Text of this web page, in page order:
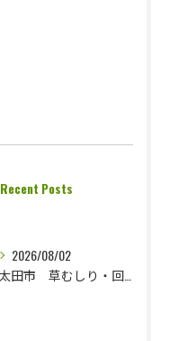
Recent Posts
2026/08/02